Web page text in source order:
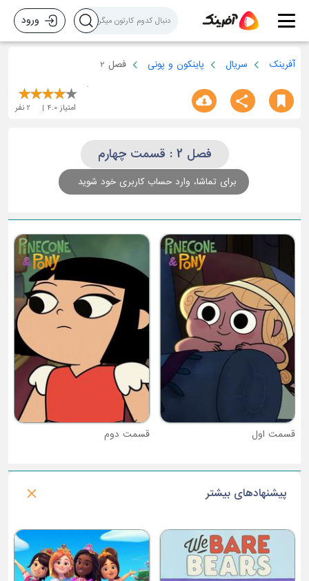
ورود
آفرینک سریال پاینکون و پونی فصل 2
امتیاز 4.0
2 نفر
فصل 2 : قسمت چهارم
برای تماشا، وارد حساب کاربری خود شوید
قسمت دوم
قسمت سوم
پیشنهادهای بیشتر
فصل 2 : نگهبانان پارک